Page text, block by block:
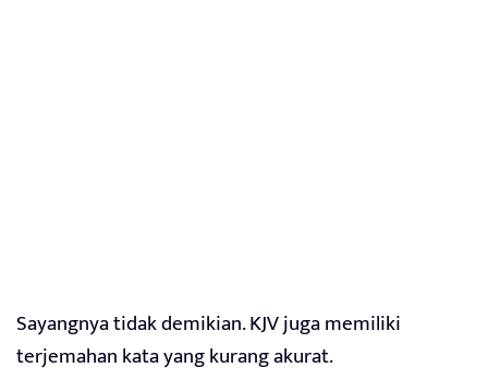
Sayangnya tidak demikian. KJV juga memiliki
terjemahan kata yang kurang akurat.